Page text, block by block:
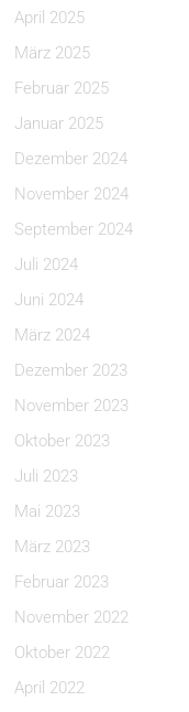
April 2025
März 2025
Februar 2025
Januar 2025
Dezember 2024
November 2024
September 2024
Juli 2024
Juni 2024
März 2024
Dezember 2023
November 2023
Oktober 2023
Juli 2023
Mai 2023
März 2023
Februar 2023
November 2022
Oktober 2022
April 2022